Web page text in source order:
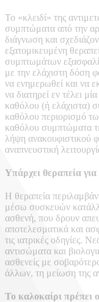
Το «κλειδί» της
συμπτώματα από την
διάγνωση και
εξατομικευμένη
συμπτωμάτων
με την ελάχιστη δόση
να ενημερωθεί και να
να διατηρεί εν τέλει
καθόλου (ή ελάχιστα)
καθόλου περιορισμό
καθόλου συμπτώματα
λήψη ανακουφιστικού
αναπνευστική
Υπάρχει θεραπεία
Η θεραπεία
μέσω συσκευών
ασθενή, που δρουν
αποτελεσματικά και
τις ιατρικές οδηγίες.
αντισώματα και
ασθενείς με
άλλων, τη μείωση της
Το καλοκαίρι πρέπει